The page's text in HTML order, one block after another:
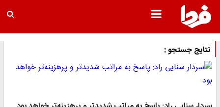
نتایج جستجو :